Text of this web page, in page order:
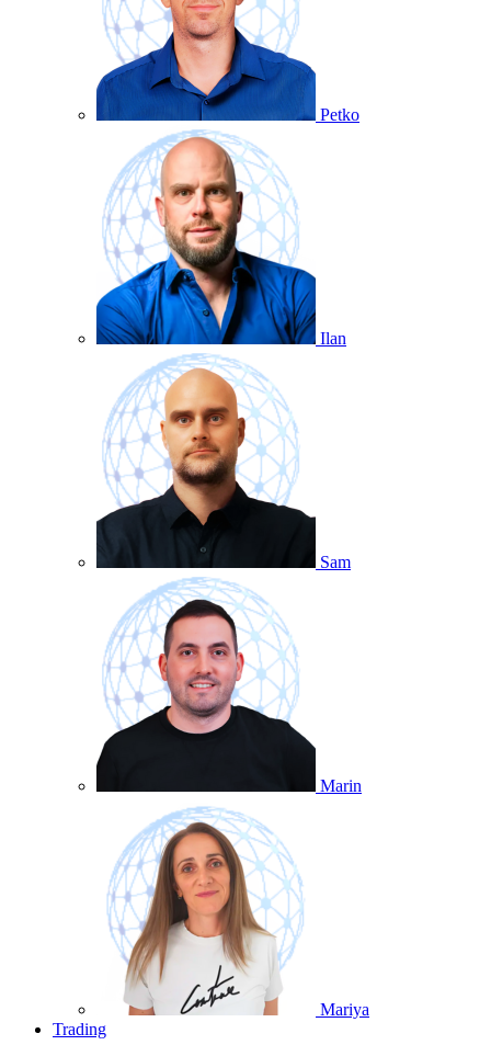
Petko
Ilan
Sam
Marin
Mariya
Trading